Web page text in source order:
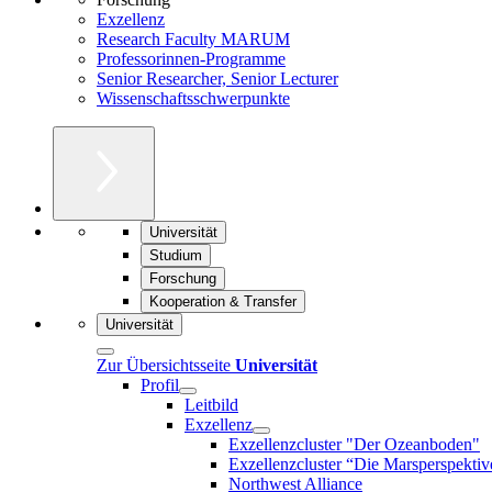
Exzellenz
Research Faculty MARUM
Professorinnen-Programme
Senior Researcher, Senior Lecturer
Wissenschaftsschwerpunkte
Universität
Studium
Forschung
Kooperation & Transfer
Universität
Zur Übersichtsseite Universität
Profil
Leitbild
Exzellenz
Exzellenzcluster "Der Ozeanboden"
Exzellenzcluster “Die
Northwest Alliance